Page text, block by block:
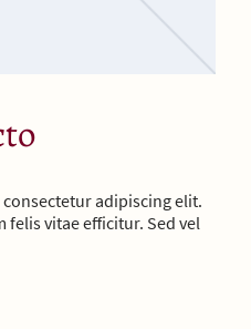
adipiscing elit.
vitae efficitur. Sed vel